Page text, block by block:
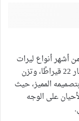
أشهر أنواع ليرات
الذهب وأكثرها تداولا. يتم سكها من الذهب عيار 22 قيراطًا، وتزن
بتصميمه المميز، حيث
على الوجه